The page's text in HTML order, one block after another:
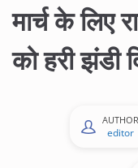
मार्च के
को हरी झंडी
AUTHOR
editor